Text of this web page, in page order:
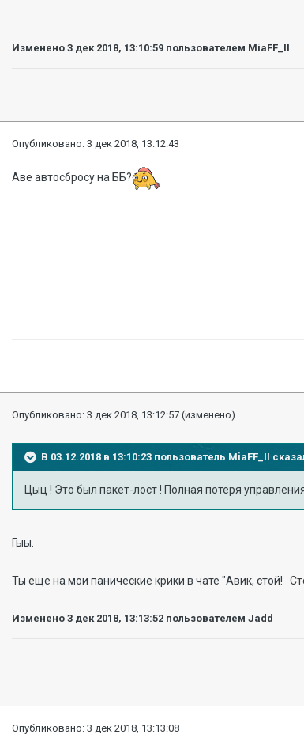
Изменено3 дек 2018, 13:10:59 пользователем MiaFF_II
Опубликовано:3 дек 2018, 13:12:43
Аве автосбросу на ББ?
Опубликовано:3 дек 2018, 13:12:57 (изменено)
В 03.12.2018 в 13:10:23 пользователь MiaFF_II
Цыц ! Это был пакет-лост ! Полная потеря
Гыы.
Ты еще на мои панические крики в чате "Авик, стой!
Изменено3 дек 2018, 13:13:52 пользователем Jadd
Опубликовано:3 дек 2018, 13:13:08